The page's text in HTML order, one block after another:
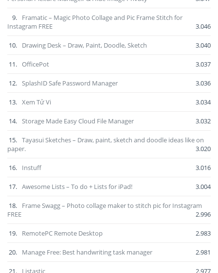
9.
Framatic – Magic Photo Collage and Pic Frame Stitch for
Instagram FREE
3.046
10. Drawing Desk – Draw, Paint, Doodle, Sketch 3.040
11. OfficePot 3.037
12. SplashID Safe Password Manager 3.036
13. Xem Tử Vi 3.034
14. Storage Made Easy Cloud File Manager 3.032
15. Tayasui Sketches – Draw, paint, sketch and doodle ideas like on
paper.
3.020
16. Instuff 3.016
17. Awesome Lists – To do + Lists for iPad! 3.004
18.
Frame Swagg – Photo collage maker to stitch pic for Instagram
FREE
2.996
19. RemotePC Remote Desktop 2.983
20. Manage Free: Best handwriting task manager 2.981
21. Listastic 2.977